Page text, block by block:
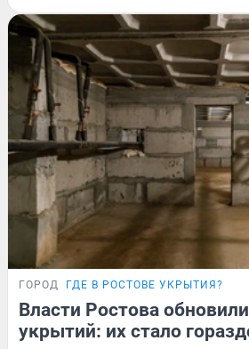
ГОРОД ГДЕ В РОСТОВЕ УКРЫТИЯ?
Власти Ростова
укрытий: их стало